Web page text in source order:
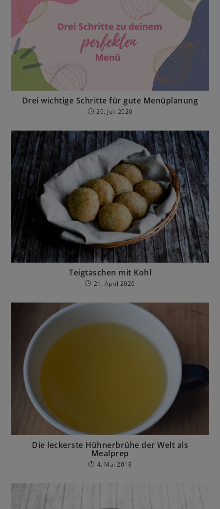
Drei wichtige Schritte für gute Menüplanung
20. Juli 2020
Teigtaschen mit Kohl
21. April 2020
Die leckerste Hühnerbrühe der Welt als
Mealprep
4. Mai 2018